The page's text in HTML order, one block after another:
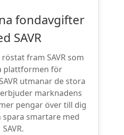
fondavgifter
SAVR
fram SAVR som
plattformen för
utmanar de stora
marknadens
pengar över till dig
spara smartare med
SAVR.